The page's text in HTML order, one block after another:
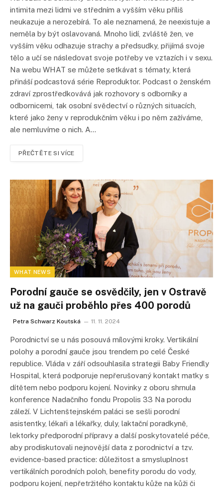
intimita mezi lidmi ve středním a vyšším věku příliš
neukazuje a nerozebírá. To ale neznamená, že neexistuje a
neměla by být oslavovaná. Mnoho lidí, zvláště žen, ve
vyšším věku odhazuje strachy a předsudky, přijímá svoje
tělo a učí se následovat svoje potřeby ve vztazích i v sexu.
Na webu WHAT se můžete setkávat s tématy, která
přináší podcastová série Reproduktor. Podcast o ženském
zdraví zprostředkovává jak rozhovory s odborníky a
odbornicemi, tak osobní svědectví o různých situacích,
které jako ženy v reprodukčním věku i po něm zažíváme,
ale nemluvíme o nich. A…
PŘEČTĚTE SI VÍCE
WHAT NEWS
Porodní gauče se osvědčily, jen v Ostravě
už na gauči proběhlo přes 400 porodů
Petra Schwarz Koutská 11. 11. 2024
Porodnictví se u nás posouvá mílovými kroky. Vertikální
polohy a porodní gauče jsou trendem po celé České
republice. Vláda v září odsouhlasila strategii Baby Friendly
Hospital, která podporuje nepřerušovaný kontakt matky s
dítětem nebo podporu kojení. Novinky z oboru shrnula
konference Nadačního fondu Propolis 33 Na porodu
záleží. V Lichtenštejnském paláci se sešli porodní
asistentky, lékaři a lékařky, duly, laktační poradkyně,
lektorky předporodní přípravy a další poskytovatelé péče,
aby prodiskutovali nejnovější data z porodnictví a tzv.
evidence-based practice: důležitost a smysluplnost
vertikálních porodních poloh, benefity porodu do vody,
podporu kojení, nepřetržitého kontaktu kůže na kůži či